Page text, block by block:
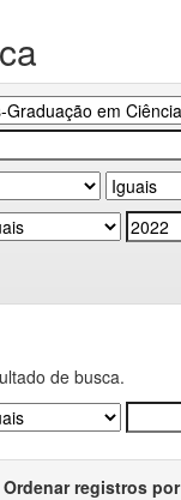
de busca.
Ordenar registros por